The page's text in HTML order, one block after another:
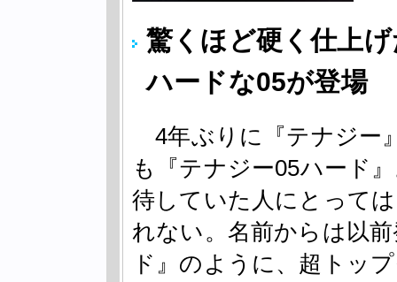
驚くほど硬く仕上
ハードな05が登場
4年ぶりに『テナジー
も『テナジー05ハード
待していた人にとって
れない。名前からは以
ド』のように、超トッ